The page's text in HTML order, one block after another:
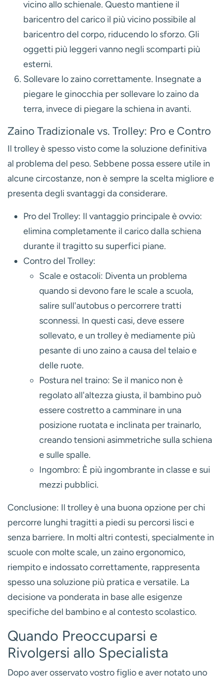
vicino allo schienale. Questo mantiene il
baricentro del carico il più vicino possibile al
baricentro del corpo, riducendo lo sforzo. Gli
oggetti più leggeri vanno negli scomparti più
esterni.
Sollevare lo zaino correttamente. Insegnate a
piegare le ginocchia per sollevare lo zaino da
terra, invece di piegare la schiena in avanti.
Zaino Tradizionale vs. Trolley: Pro e Contro
Il trolley è spesso visto come la soluzione definitiva
al problema del peso. Sebbene possa essere utile in
alcune circostanze, non è sempre la scelta migliore e
presenta degli svantaggi da considerare.
Pro del Trolley: Il vantaggio principale è ovvio:
elimina completamente il carico dalla schiena
durante il tragitto su superfici piane.
Contro del Trolley:
Scale e ostacoli: Diventa un problema
quando si devono fare le scale a scuola,
salire sull'autobus o percorrere tratti
sconnessi. In questi casi, deve essere
sollevato, e un trolley è mediamente più
pesante di uno zaino a causa del telaio e
delle ruote.
Postura nel traino: Se il manico non è
regolato all'altezza giusta, il bambino può
essere costretto a camminare in una
posizione ruotata e inclinata per trainarlo,
creando tensioni asimmetriche sulla schiena
e sulle spalle.
Ingombro: È più ingombrante in classe e sui
mezzi pubblici.
Conclusione: Il trolley è una buona opzione per chi
percorre lunghi tragitti a piedi su percorsi lisci e
senza barriere. In molti altri contesti, specialmente in
scuole con molte scale, un zaino ergonomico,
riempito e indossato correttamente, rappresenta
spesso una soluzione più pratica e versatile. La
decisione va ponderata in base alle esigenze
specifiche del bambino e al contesto scolastico.
Quando Preoccuparsi e
Rivolgersi allo Specialista
Dopo aver osservato vostro figlio e aver notato uno